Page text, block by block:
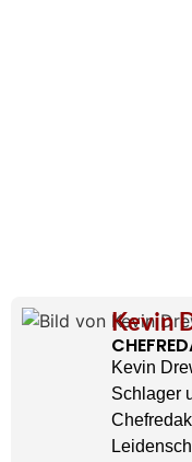
Kevin
Kevin
Schlager